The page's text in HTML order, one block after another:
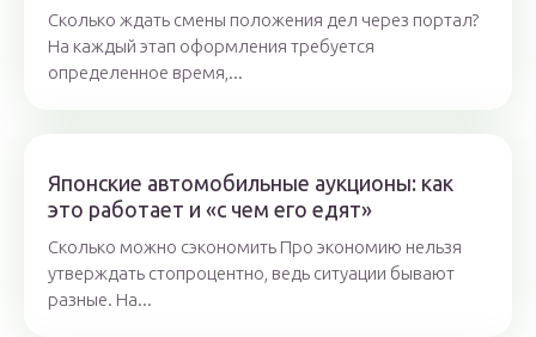
Сколько ждать смены положения дел через портал?
На каждый этап оформления требуется
определенное время,...
Японские автомобильные аукционы: как
это работает и «с чем его едят»
Сколько можно сэкономить Про экономию нельзя
утверждать стопроцентно, ведь ситуации бывают
разные. На...